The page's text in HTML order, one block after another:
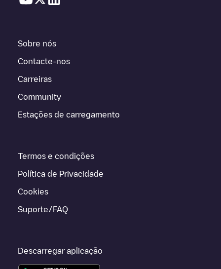
Sobre nós
Contacte-nos
Carreiras
Community
Estações de carregamento
Termos e condições
Política de Privacidade
Cookies
Suporte/FAQ
Descarregar aplicação